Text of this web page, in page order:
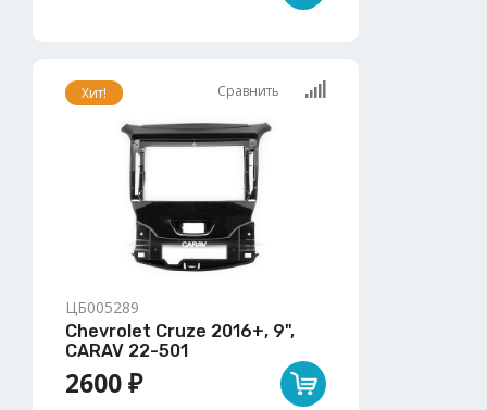
Хит! Сравнить
ЦБ005289
Chevrolet Cruze 2016+, 9",
CARAV 22-501
2600 ₽